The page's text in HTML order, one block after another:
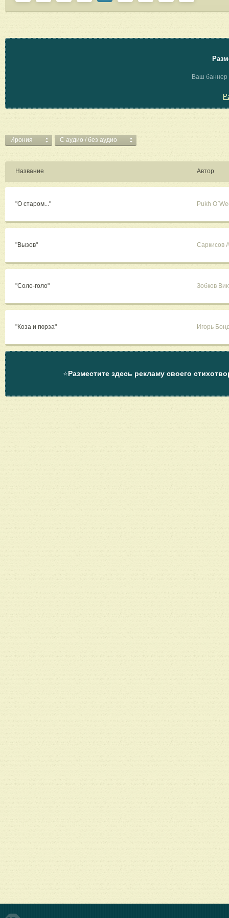
Ваш баннер
Ирония C аудио / без аудио
Название Автор
"О старом..." Pukh
"Вызов" Саркисов
"Соло-голо" Зобков
"Коза и гюрза" Игорь
⭐Разместите здесь рекламу своего